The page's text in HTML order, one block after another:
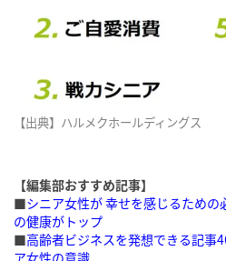
【出典】ハルメクホールディングス
【編集部おすすめ記事】
■シニア女性が 幸せを感じるため
の健康がトップ
■高齢者ビジネスを発想できる記事
ア女性の意識